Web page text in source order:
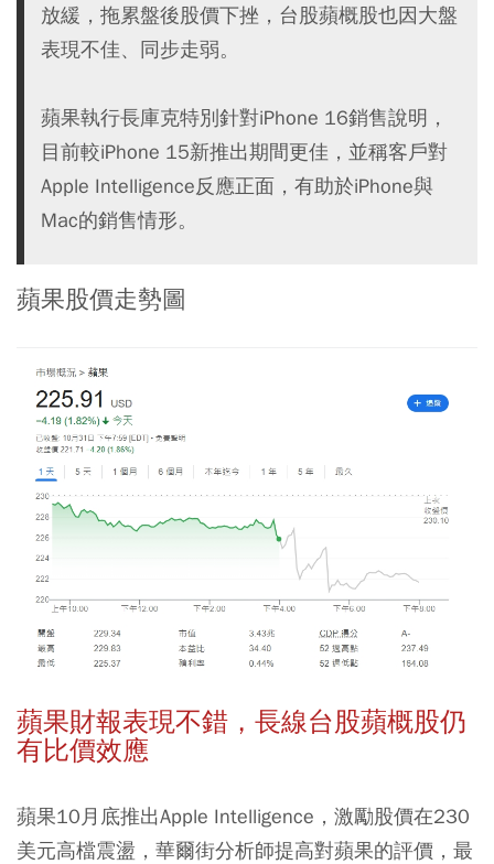
放緩，拖累盤後股價下挫，台股蘋概股也因大盤
表現不佳、同步走弱。
蘋果執行長庫克特別針對iPhone 16銷售說明，
目前較iPhone 15新推出期間更佳，並稱客戶對
Apple Intelligence反應正面，有助於iPhone與
Mac的銷售情形。
蘋果股價走勢圖
蘋果財報表現不錯，長線台股蘋概股仍
有比價效應
蘋果10月底推出Apple Intelligence，激勵股價在230
美元高檔震盪，華爾街分析師提高對蘋果的評價，最